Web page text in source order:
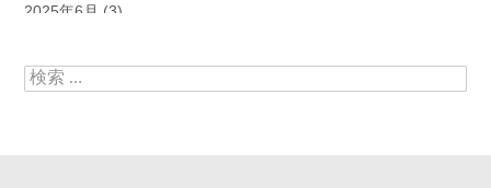
2025年6月 (3)
2025年4月(5)
検索: